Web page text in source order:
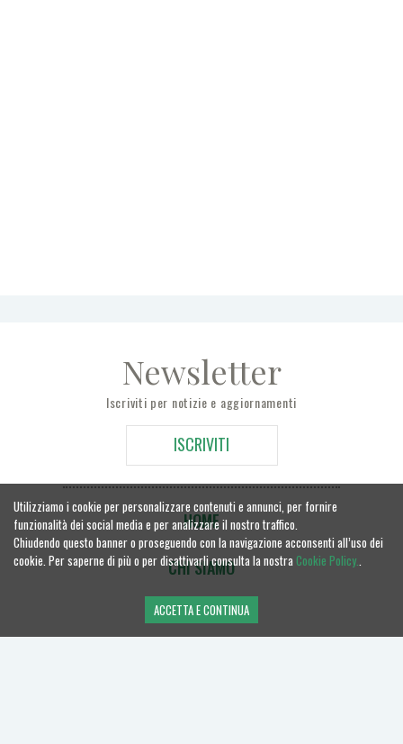
Utilizziamo i cookie per personalizzare contenuti e annunci, per fornire
funzionalità dei social media e per analizzare il nostro traffico.
Chiudendo questo banner o proseguendo con la navigazione acconsenti all’uso dei
cookie. Per saperne di più o per disattivarli consulta la nostra Cookie Policy..
ACCETTA E CONTINUA
Newsletter
Iscriviti per notizie e aggiornamenti
ISCRIVITI
HOME
CHI SIAMO
MANOSCRITTI